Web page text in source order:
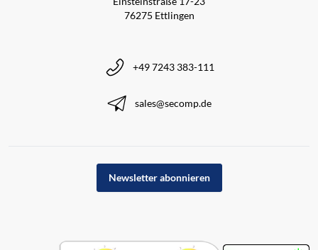
76275 Ettlingen
+49 7243 383-111
sales@secomp.de
Newsletter abonnieren